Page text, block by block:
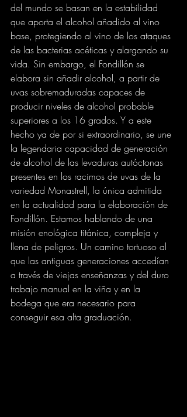
del mundo se basan en la estabilidad
que aporta el alcohol añadido al vino
base, protegiendo al vino de los ataques
de las bacterias acéticas y alargando su
vida. Sin embargo, el Fondillón se
elabora sin añadir alcohol, a partir de
uvas sobremaduradas capaces de
producir niveles de alcohol probable
superiores a los 16 grados. Y a este
hecho ya de por si extraordinario, se une
la legendaria capacidad de generación
de alcohol de las levaduras autóctonas
presentes en los racimos de uvas de la
variedad Monastrell, la única admitida
en la actualidad para la elaboración de
Fondillón. Estamos hablando de una
misión enológica titánica, compleja y
llena de peligros. Un camino tortuoso al
que las antiguas generaciones accedían
a través de viejas enseñanzas y del duro
trabajo manual en la viña y en la
bodega que era necesario para
conseguir esa alta graduación.